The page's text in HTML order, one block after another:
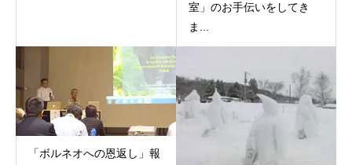
室」のお手伝いをしてき
ま...
「ボルネオへの恩返し」報